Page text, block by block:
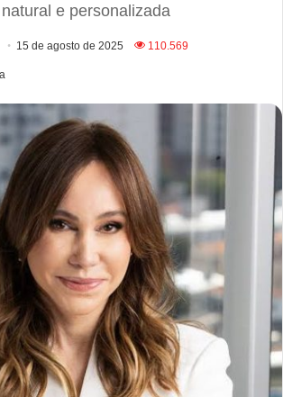
e personalizada
15 de agosto de 2025 110.569